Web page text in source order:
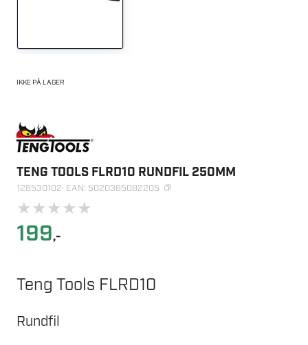
IKKE PÅ LAGER
TENG TOOLS FLRD10 RUNDFIL 250MM
128530102· EAN: 5020385082205
★★★★★
199,-
Teng Tools FLRD10
Rundfil